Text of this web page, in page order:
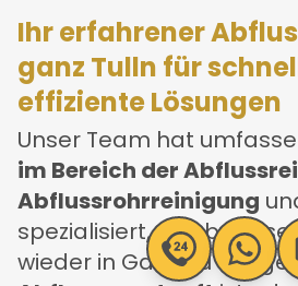
Ihr erfahrener
ganz Tulln für
effiziente Lösungen
Unser Team hat
im Bereich der
Abflussrohrreinigung
spezialisiert, Ihr
wieder in Gang zu